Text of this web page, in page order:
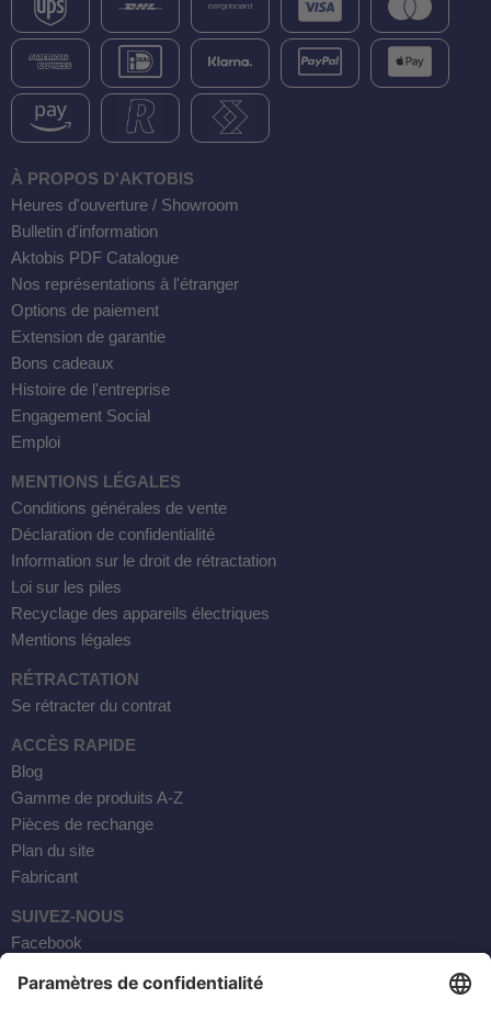
À PROPOS D'AKTOBIS
Heures d'ouverture / Showroom
Bulletin d'information
Aktobis PDF Catalogue
Nos représentations à l'étranger
Options de paiement
Extension de garantie
Bons cadeaux
Histoire de l'entreprise
Engagement Social
Emploi
MENTIONS LÉGALES
Conditions générales de vente
Déclaration de confidentialité
Information sur le droit de rétractation
Loi sur les piles
Recyclage des appareils électriques
Mentions légales
RÉTRACTATION
Se rétracter du contrat
ACCÈS RAPIDE
Blog
Gamme de produits A-Z
Pièces de rechange
Plan du site
Fabricant
SUIVEZ-NOUS
Facebook
YouTube